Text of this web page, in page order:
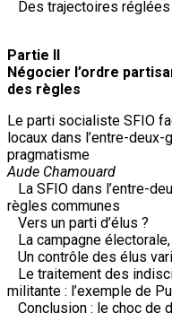
Des trajectoires réglées
Partie II
Négocier l’ordre
des règles
Le parti socialiste SFIO
locaux dans l’entre-
pragmatisme
Aude Chamouard
La SFIO dans l’entre-
règles communes
Vers un parti d’élus ?
La campagne
Un contrôle des élus
Le traitement des
militante : l’exemple de
Conclusion : le choc de